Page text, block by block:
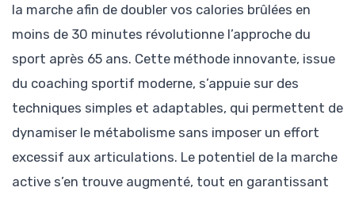
la marche afin de doubler vos calories brûlées en
moins de 30 minutes révolutionne l’approche du
sport après 65 ans. Cette méthode innovante, issue
du coaching sportif moderne, s’appuie sur des
techniques simples et adaptables, qui permettent de
dynamiser le métabolisme sans imposer un effort
excessif aux articulations. Le potentiel de la marche
active s’en trouve augmenté, tout en garantissant